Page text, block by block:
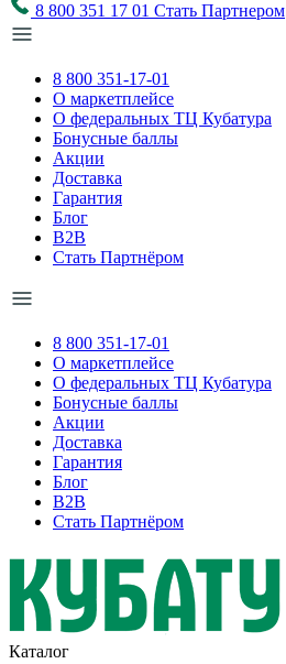
8 800 351 17 01 Стать Партнером
8 800 351-17-01
О маркетплейсе
О федеральных ТЦ Кубатура
Бонусные баллы
Акции
Доставка
Гарантия
Блог
B2B
Стать Партнёром
8 800 351-17-01
О маркетплейсе
О федеральных ТЦ Кубатура
Бонусные баллы
Акции
Доставка
Гарантия
Блог
B2B
Стать Партнёром
Каталог